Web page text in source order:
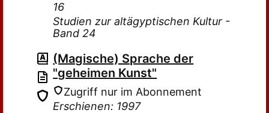
16
Studien zur altägyptischen Kultur -
Band 24
(Magische) Sprache der
"geheimen Kunst"
Zugriff nur im Abonnement
Erschienen: 1997